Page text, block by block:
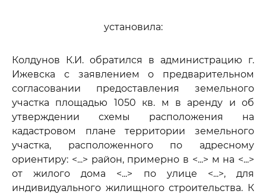
установила:
Колдунов К.И. обратился в администрацию г.
Ижевска с заявлением о предварительном
согласовании предоставления земельного
участка площадью 1050 кв. м в аренду и об
утверждении схемы расположения на
кадастровом плане территории земельного
участка, расположенного по адресному
ориентиру: <...> район, примерно в <...> м на <...>
от жилого дома <...> по улице <...>, для
индивидуального жилищного строительства. К